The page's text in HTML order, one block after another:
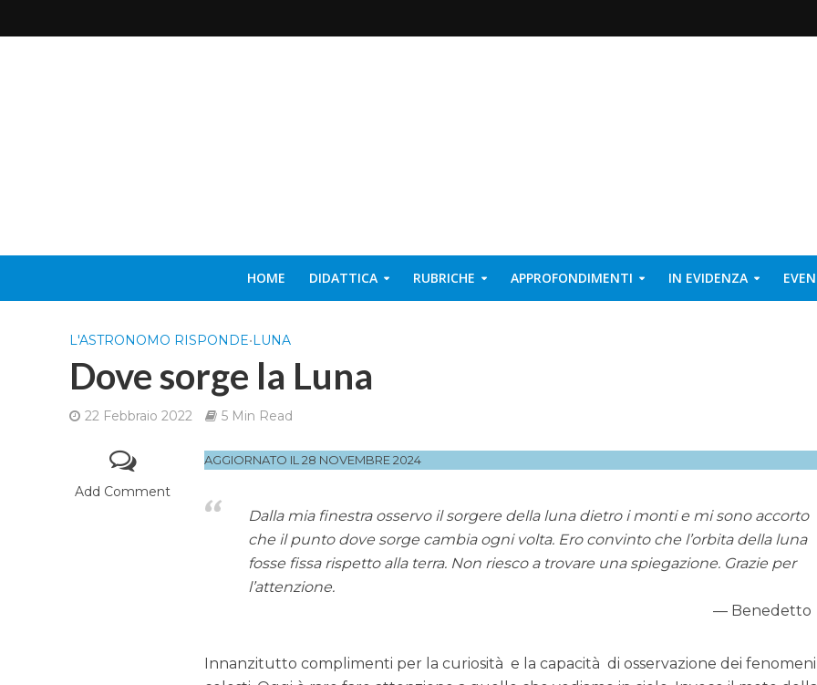
HOME DIDATTICA RUBRICHE APPROFONDIMENTI IN EVIDENZA
L'ASTRONOMO RISPONDE•LUNA
Dove sorge la Luna
22 Febbraio 2022 5 Min Read
Add Comment
AGGIORNATO IL 28 NOVEMBRE 2024
Dalla mia finestra osservo il sorgere della luna dietro i monti e mi sono accorto
che il punto dove sorge cambia ogni volta. Ero convinto che l’orbita della luna
fosse fissa rispetto alla terra. Non riesco a trovare una spiegazione. Grazie per
l’attenzione.
Benedetto
Innanzitutto complimenti per la curiosità e la capacità di osservazione dei fenomeni